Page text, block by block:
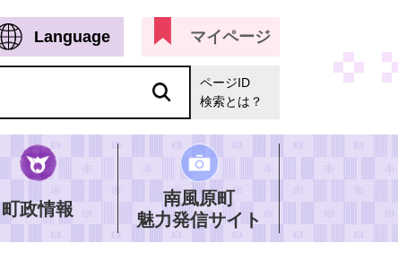
Language マイページ
ページID
検索とは？
町政情報
南風原町
魅力発信サイト